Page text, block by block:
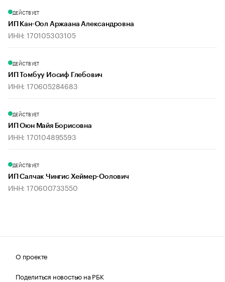
ДЕЙСТВУЕТ
ИП Кан-Оол Аржаана Александровна
ИНН: 170105303105
ДЕЙСТВУЕТ
ИП Томбуу Иосиф Глебович
ИНН: 170605284683
ДЕЙСТВУЕТ
ИП Оюн Майя Борисовна
ИНН: 170104895593
ДЕЙСТВУЕТ
ИП Салчак Чингис Хеймер-Оолович
ИНН: 170600733550
О проекте
Поделиться новостью на РБК